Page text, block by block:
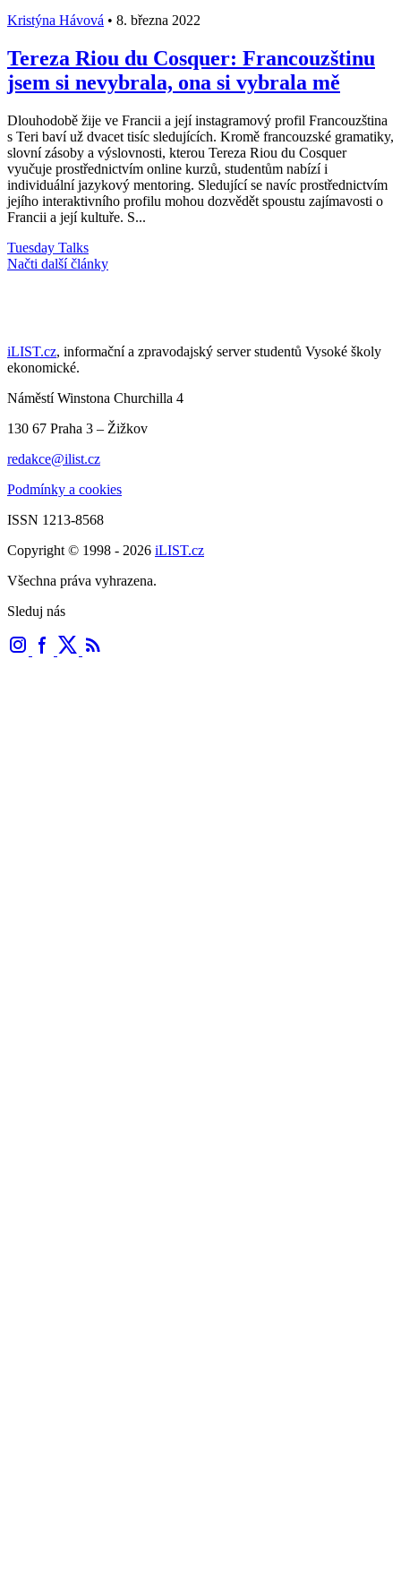
Kristýna Hávová • 8. března 2022
Tereza Riou du Cosquer: Francouzštinu
jsem si nevybrala, ona si vybrala mě
Dlouhodobě žije ve Francii a její instagramový profil Francouzština
s Teri baví už dvacet tisíc sledujících. Kromě francouzské gramatiky,
slovní zásoby a výslovnosti, kterou Tereza Riou du Cosquer
vyučuje prostřednictvím online kurzů, studentům nabízí i
individuální jazykový mentoring. Sledující se navíc prostřednictvím
jejího interaktivního profilu mohou dozvědět spoustu zajímavosti o
Francii a její kultuře. S...
Tuesday Talks
Načti další články
iLIST.cz, informační a zpravodajský server studentů Vysoké školy
ekonomické.
Náměstí Winstona Churchilla 4
130 67 Praha 3 – Žižkov
redakce@ilist.cz
Podmínky a cookies
ISSN 1213-8568
Copyright © 1998 - 2026 iLIST.cz
Všechna práva vyhrazena.
Sleduj nás